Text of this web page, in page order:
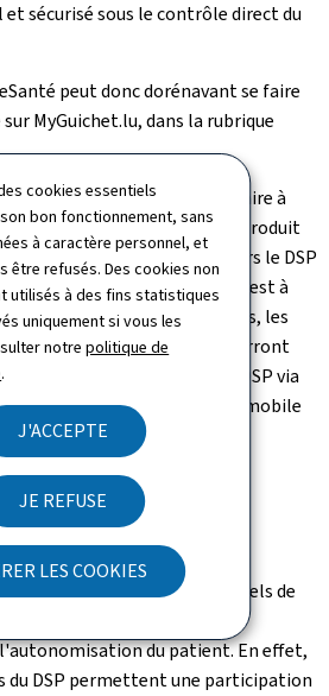
cookies essentiels
bon fonctionnement, sans
à caractère personnel, et
être refusés. Des cookies non
utilisés à des fins statistiques
uniquement si vous les
notrepolitique de
.
J'ACCEPTE
JE REFUSE
LES COOKIES
sécurisé sous le contrôle direct du
peut donc dorénavant se faire
MyGuichet.lu, dans la rubrique
au DSP peut également se faire à
s'être connecté avec son produit
l'utilisateur sera redirigé vers le DSP
"Dossier de soins partagé". Il est à
de faciliter l'accès pour tous, les
pas de dispositif LuxTrust pourront
eSanté et accéder à leur DSP via
) ou via l'application mobile
du DSP
place le patient au cœur du
santé entre les professionnels de
prise en charge médicale, il
du patient. En effet,
du DSP permettent une participation